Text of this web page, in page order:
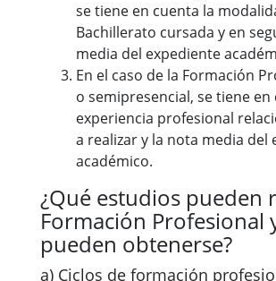
se tiene en cuenta la
Bachillerato cursada y en
media del expediente
En el caso de la Formación
o semipresencial, se tiene en
experiencia profesional
a realizar y la nota media del
académico.
¿Qué estudios pueden
Formación Profesional
pueden obtenerse?
a) Ciclos de formación